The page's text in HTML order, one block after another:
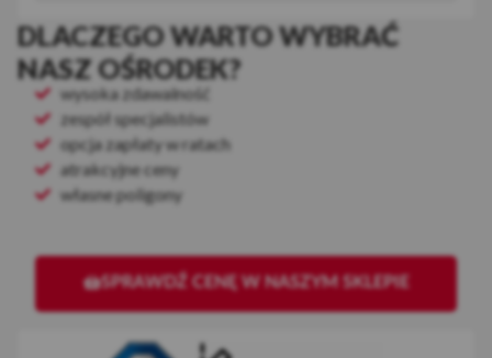
DLACZEGO WARTO WYBRAĆ
NASZ OŚRODEK?
wysoka zdawalność
zespół specjalistów
opcja zapłaty w ratach
atrakcyjne ceny
własne poligony
SPRAWDŹ CENĘ W NASZYM SKLEPIE